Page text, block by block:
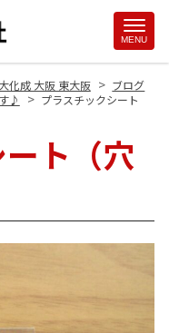
MENU
化成 大阪 東大阪 > ブログ
♪ > プラスチックシート
ト（穴